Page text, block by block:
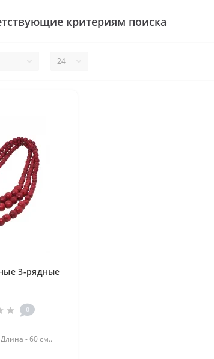
критериям поиска
3-рядные
0
- 60 см..